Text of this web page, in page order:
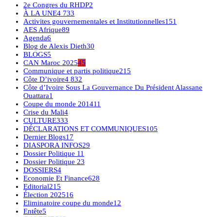
2e Congres du RHDP2
À LA UNE4 733
Activites gouvernementales et Institutionnelles151
AES Afrique89
Agenda6
Blog de Alexis Dieth30
BLOGS5
CAN Maroc 202545
Communique et partis politique215
Côte D’ivoire4 832
Côte d’Ivoire Sous La Gouvernance Du Président Alassane
Ouattara1
Coupe du monde 201411
Crise du Mali4
CULTURE333
DÉCLARATIONS ET COMMUNIQUES105
Dernier Blogs17
DIASPORA INFOS29
Dossier Politique 11
Dossier Politique 23
DOSSIERS4
Economie Et Finance628
Editorial215
Élection 202516
Eliminatoire coupe du monde12
Entête5